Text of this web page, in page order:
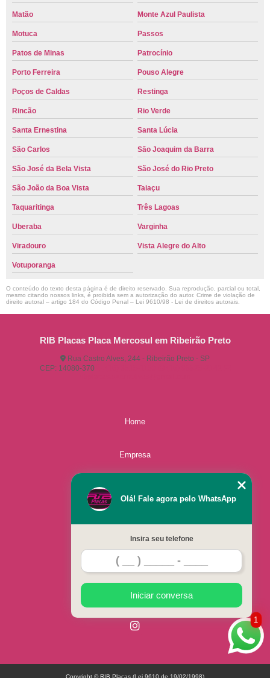
Matão Monte Azul Paulista
Motuca Passos
Patos de Minas Patrocínio
Porto Ferreira Pouso Alegre
Poços de Caldas Restinga
Rincão Rio Verde
Santa Ernestina Santa Lúcia
São Carlos São Joaquim da Barra
São José da Bela Vista São José do Rio Preto
São João da Boa Vista Taiaçu
Taquaritinga Três Lagoas
Uberaba Varginha
Viradouro Vista Alegre do Alto
Votuporanga
O conteúdo do texto desta página é de direito reservado. Sua reprodução, parcial ou total,
mesmo citando nossos links, é proibida sem a autorização do autor. Crime de violação de
direito autoral – artigo 184 do Código Penal – Lei 9610/98 - Lei de direitos autorais
RIB Placas Placa Mercosul em Ribeirão Preto
Rua Castro Alves, 244 - Ribeirão Preto - SP
CEP: 14080-370
Home
Empresa
Contato
1
Olá! Fale agora pelo WhatsApp
Insira seu telefone
Iniciar conversa
Copyright © RIB Placas (Lei 9610 de 19/02/1998)